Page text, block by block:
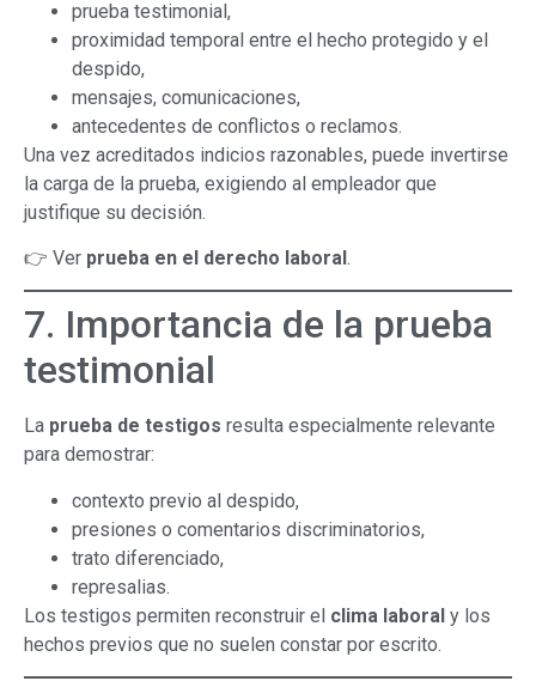
prueba testimonial,
proximidad temporal entre el hecho protegido y el
despido,
mensajes, comunicaciones,
antecedentes de conflictos o reclamos.
Una vez acreditados indicios razonables, puede invertirse
la carga de la prueba, exigiendo al empleador que
justifique su decisión.
👉 Ver prueba en el derecho laboral.
7. Importancia de la prueba
testimonial
La prueba de testigos resulta especialmente relevante
para demostrar:
contexto previo al despido,
presiones o comentarios discriminatorios,
trato diferenciado,
represalias.
Los testigos permiten reconstruir el clima laboral y los
hechos previos que no suelen constar por escrito.